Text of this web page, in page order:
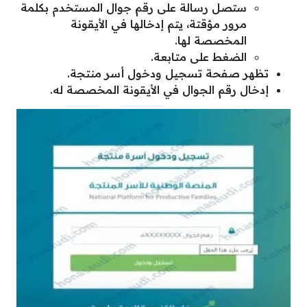
ستصل رسالة على رقم جوال المستخدم بكلمة
مرور مؤقتة، يتم إدخالها في الأيقونة
المخصصة لها.
الضغط على متابعة.
تظهر صفحة تسجيل ودخول أسر منتجة.
إدخال رقم الجوال في الأيقونة المخصصة له.